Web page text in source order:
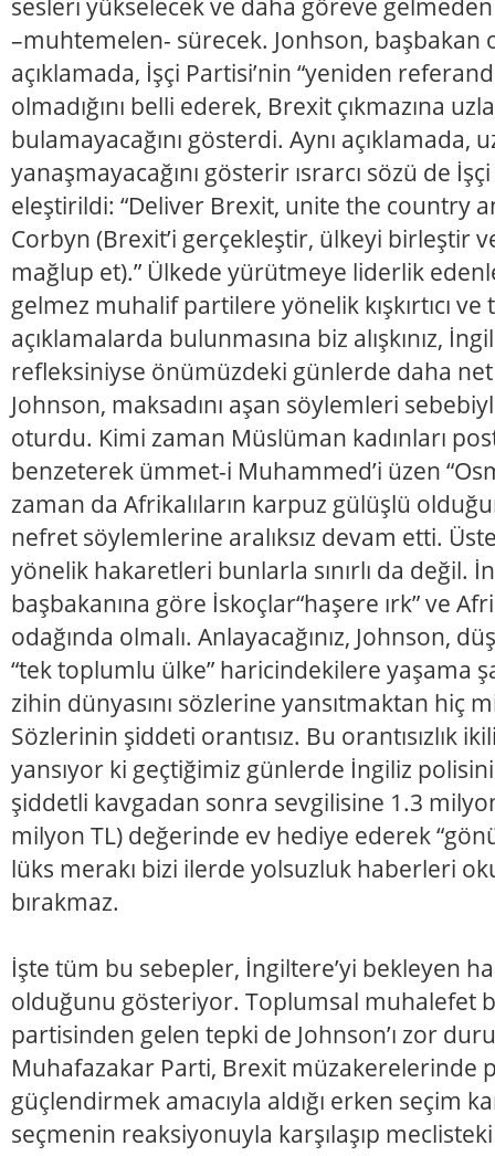
–muhtemelen- sürecek. Jonhson, başbakan
açıklamada, İşçi Partisi’nin “yeniden
olmadığını belli ederek, Brexit çıkmazına
bulamayacağını gösterdi. Aynı açıklamada,
yanaşmayacağını gösterir ısrarcı sözü de
eleştirildi: “Deliver Brexit, unite the country
Corbyn (Brexit’i gerçekleştir, ülkeyi birleştir
mağlup et).” Ülkede yürütmeye liderlik
gelmez muhalif partilere yönelik kışkırtıcı ve
açıklamalarda bulunmasına biz alışkınız,
refleksiniyse önümüzdeki günlerde daha
Johnson, maksadını aşan söylemleri
oturdu. Kimi zaman Müslüman kadınları
benzeterek ümmet-i Muhammed’i üzen
zaman da Afrikalıların karpuz gülüşlü
nefret söylemlerine aralıksız devam etti.
yönelik hakaretleri bunlarla sınırlı da değil.
başbakanına göre İskoçlar“haşere ırk” ve
odağında olmalı. Anlayacağınız, Johnson,
“tek toplumlu ülke” haricindekilere yaşama
zihin dünyasını sözlerine yansıtmaktan hiç
Sözlerinin şiddeti orantısız. Bu orantısızlık
yansıyor ki geçtiğimiz günlerde İngiliz
şiddetli kavgadan sonra sevgilisine 1.3
milyon TL) değerinde ev hediye ederek
lüks merakı bizi ilerde yolsuzluk haberleri
bırakmaz.
İşte tüm bu sebepler, İngiltere’yi bekleyen
olduğunu gösteriyor. Toplumsal muhalefet
partisinden gelen tepki de Johnson’ı zor
Muhafazakar Parti, Brexit müzakerelerinde
güçlendirmek amacıyla aldığı erken seçim
seçmenin reaksiyonuyla karşılaşıp